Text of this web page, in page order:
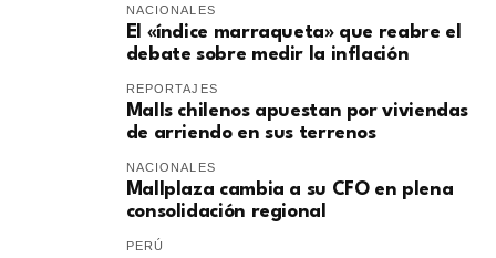
NACIONALES
El «índice marraqueta» que reabre el
debate sobre medir la inflación
REPORTAJES
Malls chilenos apuestan por viviendas
de arriendo en sus terrenos
NACIONALES
Mallplaza cambia a su CFO en plena
consolidación regional
PERÚ